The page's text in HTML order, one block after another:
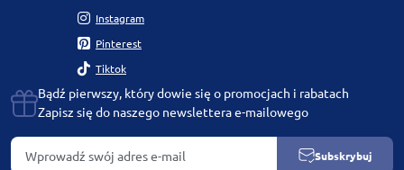
Instagram
Pinterest
Tiktok
Bądź pierwszy, który dowie się o promocjach i rabatach
Zapisz się do naszego newslettera e-mailowego
Subskrybuj